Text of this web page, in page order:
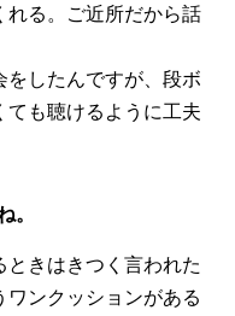
れる。ご近所だから話
をしたんですが、段ボ
ても聴けるように工夫
。
きはきつく言われた
ワンクッションがある